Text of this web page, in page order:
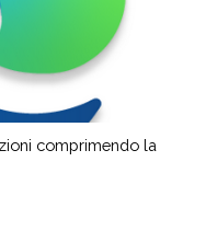
comprimendo la